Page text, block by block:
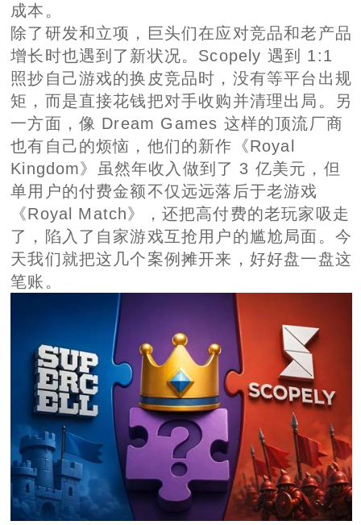
成本。
除了研发和立项，巨头们在应对竞品和老产品
增长时也遇到了新状况。Scopely 遇到 1:1
照抄自己游戏的换皮竞品时，没有等平台出规
矩，而是直接花钱把对手收购并清理出局。另
一方面，像 Dream Games 这样的顶流厂商
也有自己的烦恼，他们的新作《Royal
Kingdom》虽然年收入做到了 3 亿美元，但
单用户的付费金额不仅远远落后于老游戏
《Royal Match》，还把高付费的老玩家吸走
了，陷入了自家游戏互抢用户的尴尬局面。今
天我们就把这几个案例摊开来，好好盘一盘这
笔账。